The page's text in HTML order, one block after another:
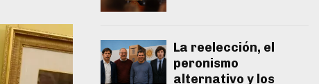
La reelección, el
peronismo
alternativo y los